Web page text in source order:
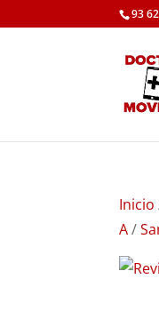
93
Inicio
A/